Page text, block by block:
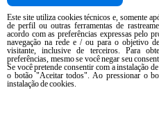
Potência máxima 7 kW
Painel Digital
Controle de umidade
Conectividade e IoT
Lavagem automática
Este site utiliza cookies técnicos e, somente
de perfil ou outras ferramentas de
acordo com as preferências expressas pelo
navegação na rede e / ou para o objetivo
visitante, inclusive de terceiros. Para
preferências, mesmo se você negar seu
Se você pretende consentir com a instalação
o botão "Aceitar todos". Ao pressionar o
instalação de cookies.